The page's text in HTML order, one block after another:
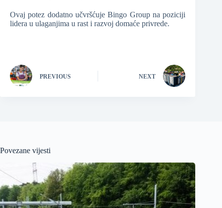
Ovaj potez dodatno učvršćuje Bingo Group na poziciji
lidera u ulaganjima u rast i razvoj domaće privrede.
PREVIOUS NEXT
Povezane vijesti